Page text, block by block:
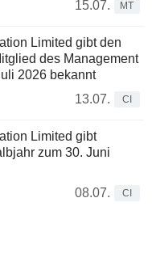
15.07.
MT
Limited gibt den
des Management
2026 bekannt
13.07.
CI
Limited gibt
zum 30. Juni
08.07.
CI